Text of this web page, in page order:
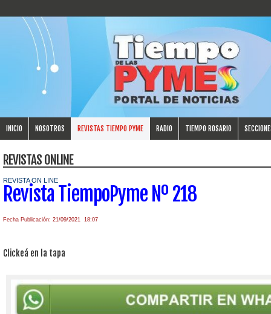
INICIO NOSOTROS REVISTAS TIEMPO PYME RADIO TIEMPO ROSARIO
REVISTAS ONLINE
REVISTA ON LINE
Revista TiempoPyme Nº 218
Fecha Publicación: 21/09/2021 18:07
Clickeá en la tapa